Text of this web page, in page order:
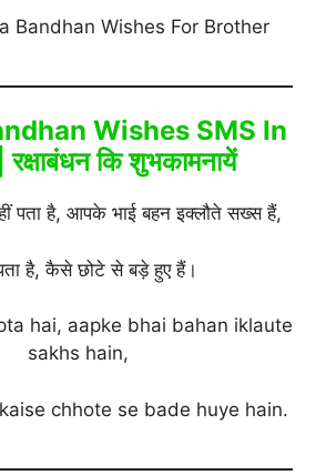
Bandhan Wishes For Brother
Wishes SMS In
कि शुभकामनायें
पता है, आपके भाई बहन इक्लौते सख्स हैं,
है, कैसे छोटे से बड़े हुए हैं।
hai, aapke bhai bahan iklaute
sakhs hain,
chhote se bade huye hain.